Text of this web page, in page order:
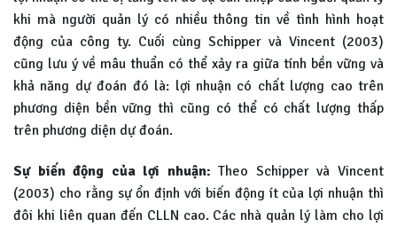
khi mà người quản lý có nhiều thông tin về tình hình hoạt
động của công ty. Cuối cùng Schipper và Vincent (2003)
cũng lưu ý về mâu thuẩn có thể xảy ra giữa tính bền vững và
khả năng dự đoán đó là: lợi nhuận có chất lượng cao trên
phương diện bền vững thì cũng có thể có chất lượng thấp
trên phương diện dự đoán.
Sự biến động của lợi nhuận: Theo Schipper và Vincent
(2003) cho rằng sự ổn định với biến động ít của lợi nhuận thì
đôi khi liên quan đến CLLN cao. Các nhà quản lý làm cho lợi